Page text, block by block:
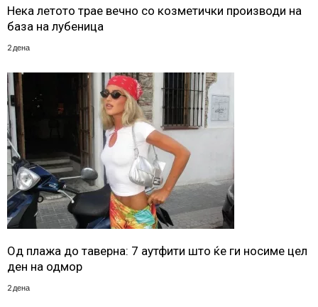
Нека летото трае вечно со козметички производи на
база на лубеница
2 дена
Од плажа до таверна: 7 аутфити што ќе ги носиме цел
ден на одмор
2 дена